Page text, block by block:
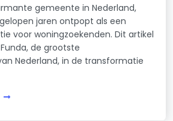
gemeente in Nederland,
jaren ontpopt als een
voor woningzoekenden. Dit artikel
de grootste
Nederland, in de transformatie